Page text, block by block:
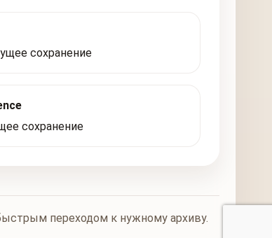
сохранение
сохранение
переходом к нужному архиву.